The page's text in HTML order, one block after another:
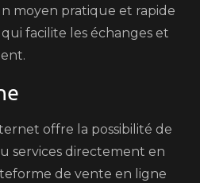
moyen pratique et rapide
facilite les échanges et
offre la possibilité de
services directement en
de vente en ligne